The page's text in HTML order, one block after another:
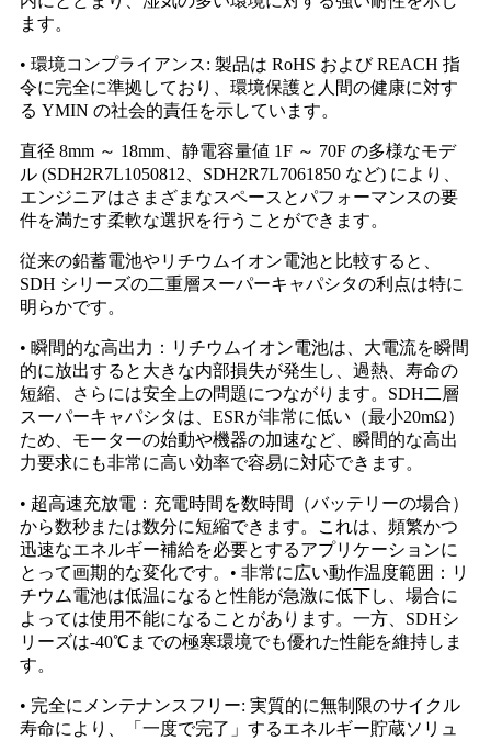
ます。
• 環境コンプライアンス: 製品は RoHS および REACH 指
令に完全に準拠しており、環境保護と人間の健康に対す
る YMIN の社会的責任を示しています。
直径 8mm ～ 18mm、静電容量値 1F ～ 70F の多様なモデ
ル (SDH2R7L1050812、SDH2R7L7061850 など) により、
エンジニアはさまざまなスペースとパフォーマンスの要
件を満たす柔軟な選択を行うことができます。
従来の鉛蓄電池やリチウムイオン電池と比較すると、
SDH シリーズの二重層スーパーキャパシタの利点は特に
明らかです。
• 瞬間的な高出力：リチウムイオン電池は、大電流を瞬間
的に放出すると大きな内部損失が発生し、過熱、寿命の
短縮、さらには安全上の問題につながります。SDH二層
スーパーキャパシタは、ESRが非常に低い（最小20mΩ）
ため、モーターの始動や機器の加速など、瞬間的な高出
力要求にも非常に高い効率で容易に対応できます。
• 超高速充放電：充電時間を数時間（バッテリーの場合）
から数秒または数分に短縮できます。これは、頻繁かつ
迅速なエネルギー補給を必要とするアプリケーションに
とって画期的な変化です。• 非常に広い動作温度範囲：リ
チウム電池は低温になると性能が急激に低下し、場合に
よっては使用不能になることがあります。一方、SDHシ
リーズは-40℃までの極寒環境でも優れた性能を維持しま
す。
• 完全にメンテナンスフリー: 実質的に無制限のサイクル
寿命により、「一度で完了」するエネルギー貯蔵ソリュ